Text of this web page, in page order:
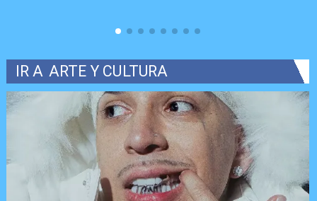
IR A ARTE Y CULTURA